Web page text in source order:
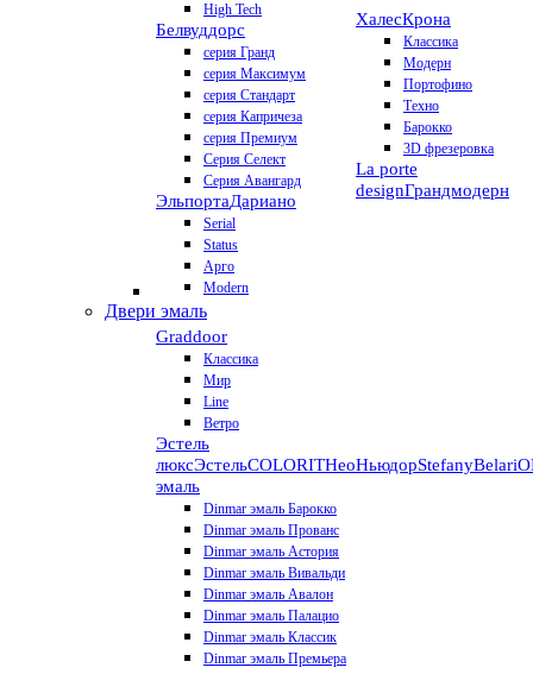
High Tech
Белвуддорс
серия Гранд
серия Максимум
серия Стандарт
серия Капричеза
серия Премиум
Серия Селект
Серия Авангард
ЭльпортаДариано
Serial
Status
Арго
Modern
ХалесКрона
Классика
Модерн
Портофино
Техно
Барокко
3D фрезеровка
La porte
designГрандмодерн
Двери эмаль
Graddoor
Классика
Мир
Line
Ветро
Эстель
люксЭстельCOLORITНеоНьюдорStefanyBelari
эмаль
Dinmar эмаль Барокко
Dinmar эмаль Прованс
Dinmar эмаль Астория
Dinmar эмаль Вивальди
Dinmar эмаль Авалон
Dinmar эмаль Палацио
Dinmar эмаль Классик
Dinmar эмаль Премьера